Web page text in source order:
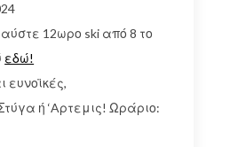
12ωρο ski από 8 το
εδώ!
ευνοϊκές,
ή ‘Aρτεμις! Ωράριο: